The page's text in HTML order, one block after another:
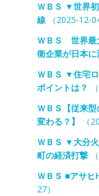
ＷＢＳ ▼世界
線（2025-12-04
ＷＢＳ 世界最
衛企業が日本
ＷＢＳ ▼住宅
ポイントは？
ＷＢＳ【従来
変わる？】
（
ＷＢＳ ▼大分
町の経済打撃（
ＷＢＳ ■アサヒ
27）